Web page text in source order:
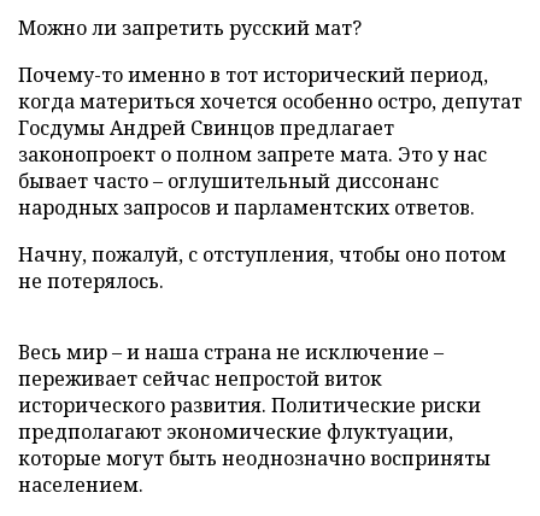
Можно ли запретить русский мат?
Почему-то именно в тот исторический период,
когда материться хочется особенно остро, депутат
Госдумы Андрей Свинцов предлагает
законопроект о полном запрете мата. Это у нас
бывает часто – оглушительный диссонанс
народных запросов и парламентских ответов.
Начну, пожалуй, с отступления, чтобы оно потом
не потерялось.
Весь мир – и наша страна не исключение –
переживает сейчас непростой виток
исторического развития. Политические риски
предполагают экономические флуктуации,
которые могут быть неоднозначно восприняты
населением.